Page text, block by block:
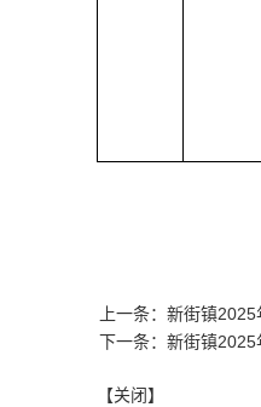
上一条：新街镇
下一条：新街镇
【关闭】